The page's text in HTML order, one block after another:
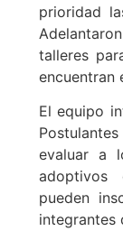
prioridad
talleres
encuentran
El equipo
evaluar a
adoptivos
pueden
integrantes